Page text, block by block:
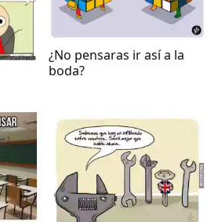
¿No pensaras ir así a la
boda?